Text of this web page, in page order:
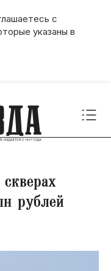
с
указаны в
рублей